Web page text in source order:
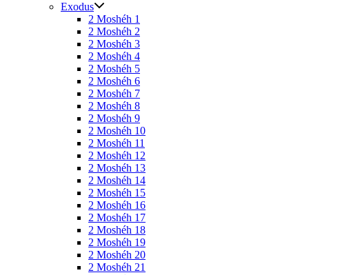
Exodus
2 Moshéh 1
2 Moshéh 2
2 Moshéh 3
2 Moshéh 4
2 Moshéh 5
2 Moshéh 6
2 Moshéh 7
2 Moshéh 8
2 Moshéh 9
2 Moshéh 10
2 Moshéh 11
2 Moshéh 12
2 Moshéh 13
2 Moshéh 14
2 Moshéh 15
2 Moshéh 16
2 Moshéh 17
2 Moshéh 18
2 Moshéh 19
2 Moshéh 20
2 Moshéh 21